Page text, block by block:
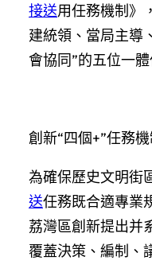
接送用任務機制》
建統領、當局主導
會協同”的五位一
創新“四個+”任務機
為確保歷史文明街
送任務既合適專業
荔灣區創新提出并
覆蓋決策、編制、